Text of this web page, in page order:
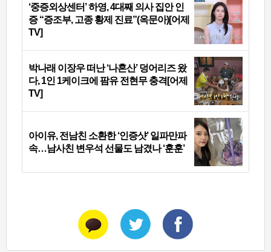
‘중증외상센터’ 하영, 4대째 의사 집안 인
증 “증조부, 고종 황제 진료”(옥문아)[어제
TV]
박나래 이장우 떠난 ‘나혼산’ 덩어리즈 왔
다, 1인 1케이크에 팜유 전현무 충격[어제
TV]
아이유, 전남친 소환한 ‘인증샷’ 일파만파
속…남사친 변우석 선물도 남겼나 ‘훈훈’